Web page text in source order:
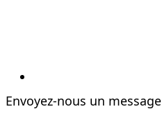
Envoyez-nous un message